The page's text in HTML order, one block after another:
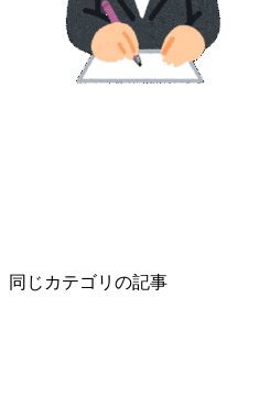
同じカテゴリの記事